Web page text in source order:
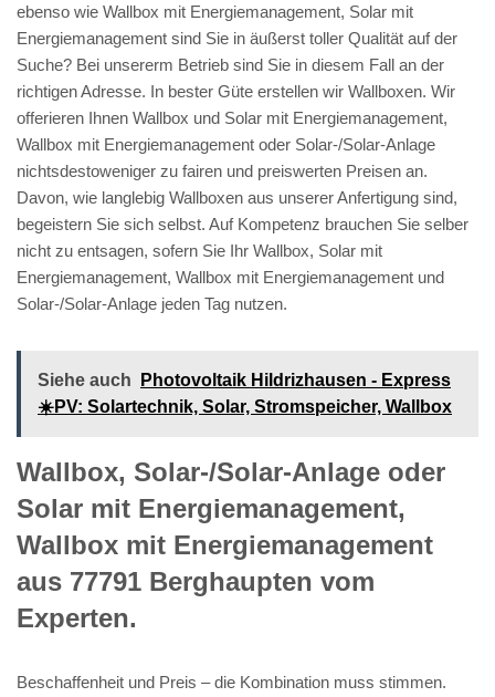
ebenso wie Wallbox mit Energiemanagement, Solar mit
Energiemanagement sind Sie in äußerst toller Qualität auf der
Suche? Bei unsererm Betrieb sind Sie in diesem Fall an der
richtigen Adresse. In bester Güte erstellen wir Wallboxen. Wir
offerieren Ihnen Wallbox und Solar mit Energiemanagement,
Wallbox mit Energiemanagement oder Solar-/Solar-Anlage
nichtsdestoweniger zu fairen und preiswerten Preisen an.
Davon, wie langlebig Wallboxen aus unserer Anfertigung sind,
begeistern Sie sich selbst. Auf Kompetenz brauchen Sie selber
nicht zu entsagen, sofern Sie Ihr Wallbox, Solar mit
Energiemanagement, Wallbox mit Energiemanagement und
Solar-/Solar-Anlage jeden Tag nutzen.
Siehe auch
Photovoltaik Hildrizhausen - Express
☀️PV️: Solartechnik, Solar, Stromspeicher, Wallbox
Wallbox, Solar-/Solar-Anlage oder
Solar mit Energiemanagement,
Wallbox mit Energiemanagement
aus 77791 Berghaupten vom
Experten.
Beschaffenheit und Preis – die Kombination muss stimmen.